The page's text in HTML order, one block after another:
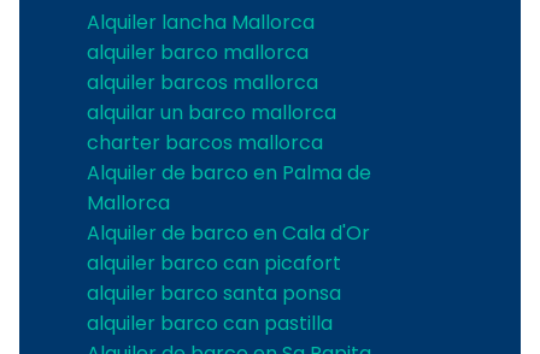
Alquiler lancha Mallorca
alquiler barco mallorca
alquiler barcos mallorca
alquilar un barco mallorca
charter barcos mallorca
Alquiler de barco en Palma de
Mallorca
Alquiler de barco en Cala d'Or
alquiler barco can picafort
alquiler barco santa ponsa
alquiler barco can pastilla